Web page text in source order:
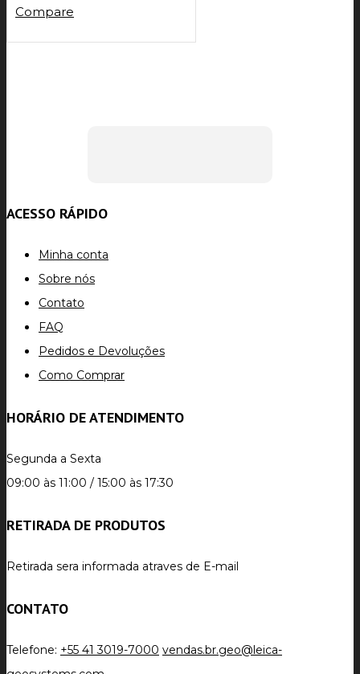
Compare
ACESSO RÁPIDO
Minha conta
Sobre nós
Contato
FAQ
Pedidos e Devoluções
Como Comprar
HORÁRIO DE ATENDIMENTO
Segunda a Sexta
09:00 às 11:00 / 15:00 às 17:30
RETIRADA DE PRODUTOS
Retirada sera informada atraves de E-mail
CONTATO
Telefone: +55 41 3019-7000 vendas.br.geo@leica-